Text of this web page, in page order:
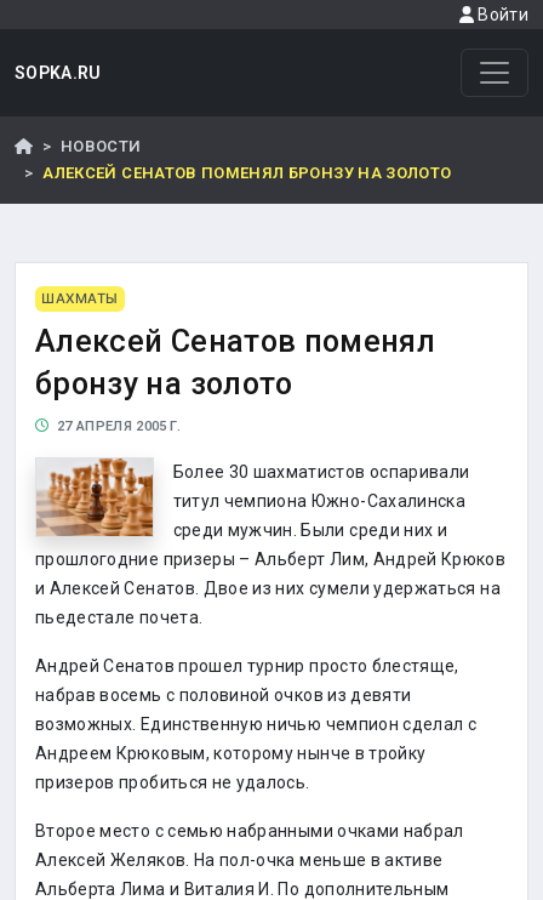
Войти
SOPKA.RU
НОВОСТИ
АЛЕКСЕЙ СЕНАТОВ ПОМЕНЯЛ БРОНЗУ НА ЗОЛОТО
ШАХМАТЫ
Алексей Сенатов поменял
бронзу на золото
27 АПРЕЛЯ 2005 Г.
Более 30 шахматистов оспаривали
титул чемпиона Южно-Сахалинска
среди мужчин. Были среди них и
прошлогодние призеры – Альберт Лим, Андрей Крюков
и Алексей Сенатов. Двое из них сумели удержаться на
пьедестале почета.
Андрей Сенатов прошел турнир просто блестяще,
набрав восемь с половиной очков из девяти
возможных. Единственную ничью чемпион сделал с
Андреем Крюковым, которому нынче в тройку
призеров пробиться не удалось.
Второе место с семью набранными очками набрал
Алексей Желяков. На пол-очка меньше в активе
Альберта Лима и Виталия И. По дополнительным